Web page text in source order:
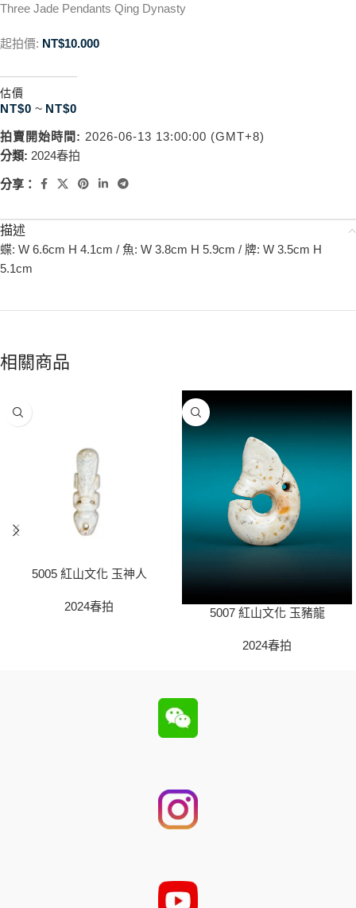
Three Jade Pendants Qing Dynasty
起拍價: NT$10.000
估價
NT$0 ~ NT$0
拍賣開始時間: 2026-06-13 13:00:00 (GMT+8)
分類: 2024春拍
分享：
描述
蝶: W 6.6cm H 4.1cm / 魚: W 3.8cm H 5.9cm / 牌: W 3.5cm H
5.1cm
相關商品
5005 紅山文化 玉神人
2024春拍 5007 紅山文化 玉豬龍
2024春拍